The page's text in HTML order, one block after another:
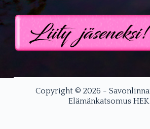
Copyright © 2026 -
Elämänkatsomus